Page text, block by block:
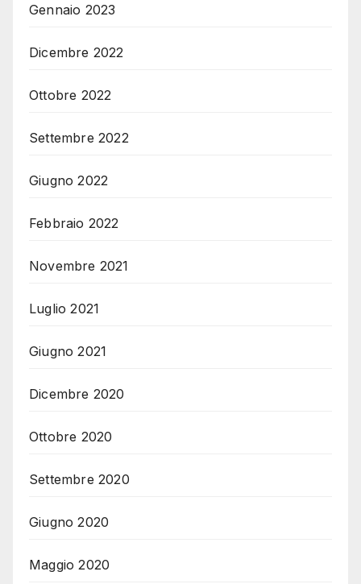
Gennaio 2023
Dicembre 2022
Ottobre 2022
Settembre 2022
Giugno 2022
Febbraio 2022
Novembre 2021
Luglio 2021
Giugno 2021
Dicembre 2020
Ottobre 2020
Settembre 2020
Giugno 2020
Maggio 2020